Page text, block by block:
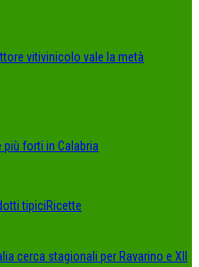
vitivinicolo vale la metà
forti in Calabria
tipiciRicette
cerca stagionali per Ravarino e XII